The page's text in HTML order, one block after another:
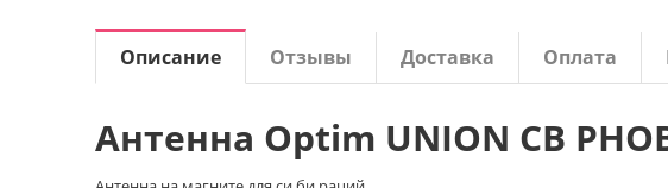
Описание Отзывы Доставка Оплата
Антенна Optim UNION СВ